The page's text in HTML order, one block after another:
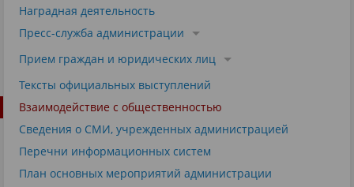
Наградная деятельность
Пресс-служба администрации
Прием граждан и юридических лиц
Тексты официальных выступлений
Взаимодействие с общественностью
Сведения о СМИ, учрежденных администрацией
Перечни информационных систем
План основных мероприятий администрации